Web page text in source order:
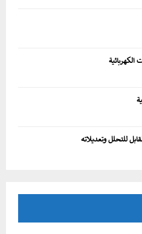
للتحلل وتعديلاته